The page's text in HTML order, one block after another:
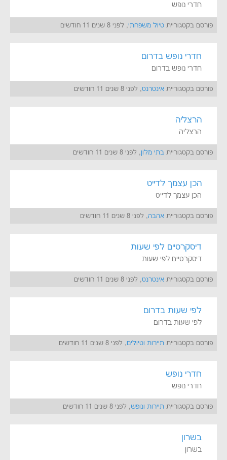
חדרי נופש
פורסם בקטגוריית טיול משפחתי, לפני 8 שנים 11 חודשים
חדרי נופש בדרום
חדרי נופש בדרום
פורסם בקטגוריית אינטרנט, לפני 8 שנים 11 חודשים
הרצליה
הרצליה
פורסם בקטגוריית בתי מלון, לפני 8 שנים 11 חודשים
הכן עצמך לדייט
הכן עצמך לדייט
פורסם בקטגוריית אהבה, לפני 8 שנים 11 חודשים
דיסקרטיים לפי שעות
דיסקרטיים לפי שעות
פורסם בקטגוריית אינטרנט, לפני 8 שנים 11 חודשים
לפי שעות בדרום
לפי שעות בדרום
פורסם בקטגוריית תיירות וטיולים, לפני 8 שנים 11 חודשים
חדרי נופש
חדרי נופש
פורסם בקטגוריית תיירות ונופש, לפני 8 שנים 11 חודשים
בשרון
בשרון